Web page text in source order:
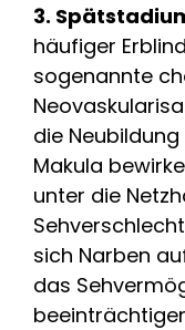
3.
häufiger
sogenannte
die
Makula
unter die
sich Narben
das